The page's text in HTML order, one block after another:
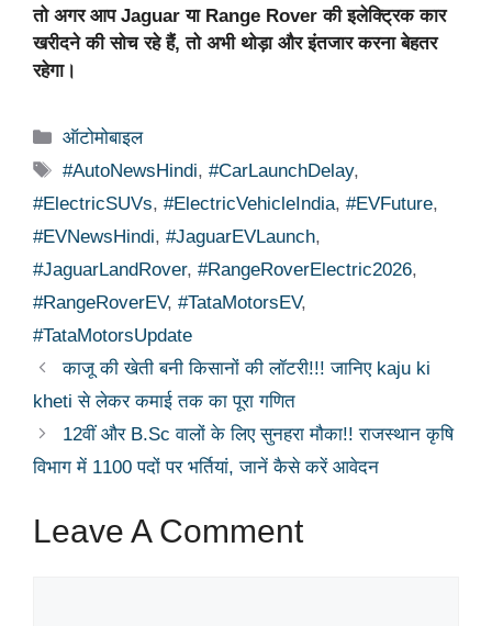
तो अगर आप Jaguar या Range Rover की इलेक्ट्रिक कार
खरीदने की सोच रहे हैं, तो अभी थोड़ा और इंतजार करना बेहतर
रहेगा।
Categories
ऑटोमोबाइल
Tags
#AutoNewsHindi,#CarLaunchDelay,
#ElectricSUVs, #ElectricVehicleIndia, #EVFuture,
#EVNewsHindi, #JaguarEVLaunch,
#JaguarLandRover, #RangeRoverElectric2026,
#RangeRoverEV, #TataMotorsEV,
#TataMotorsUpdate
काजू की खेती बनी किसानों की लॉटरी!!! जानिए kaju ki
kheti से लेकर कमाई तक का पूरा गणित
12वीं और B.Sc वालों के लिए सुनहरा मौका!! राजस्थान कृषि
विभाग में 1100 पदों पर भर्तियां, जानें कैसे करें आवेदन
Leave A Comment